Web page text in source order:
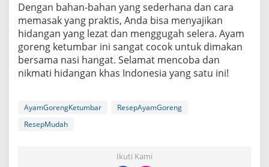
Dengan bahan-bahan yang sederhana dan cara
memasak yang praktis, Anda bisa menyajikan
hidangan yang lezat dan menggugah selera. Ayam
goreng ketumbar ini sangat cocok untuk dimakan
bersama nasi hangat. Selamat mencoba dan
nikmati hidangan khas Indonesia yang satu ini!
AyamGorengKetumbar
ResepAyamGoreng
ResepMudah
Ikuti Kami